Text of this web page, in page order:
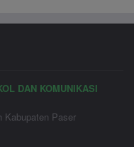
DAN KOMUNIKASI
Kabupaten Paser